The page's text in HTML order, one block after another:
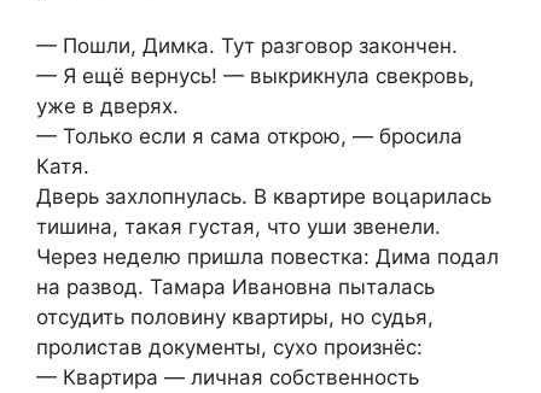
— Пошли, Димка. Тут разговор закончен.
— Я ещё вернусь! — выкрикнула свекровь,
уже в дверях.
— Только если я сама открою, — бросила
Катя.
Дверь захлопнулась. В квартире воцарилась
тишина, такая густая, что уши звенели.
Через неделю пришла повестка: Дима подал
на развод. Тамара Ивановна пыталась
отсудить половину квартиры, но судья,
пролистав документы, сухо произнёс:
— Квартира — личная собственность